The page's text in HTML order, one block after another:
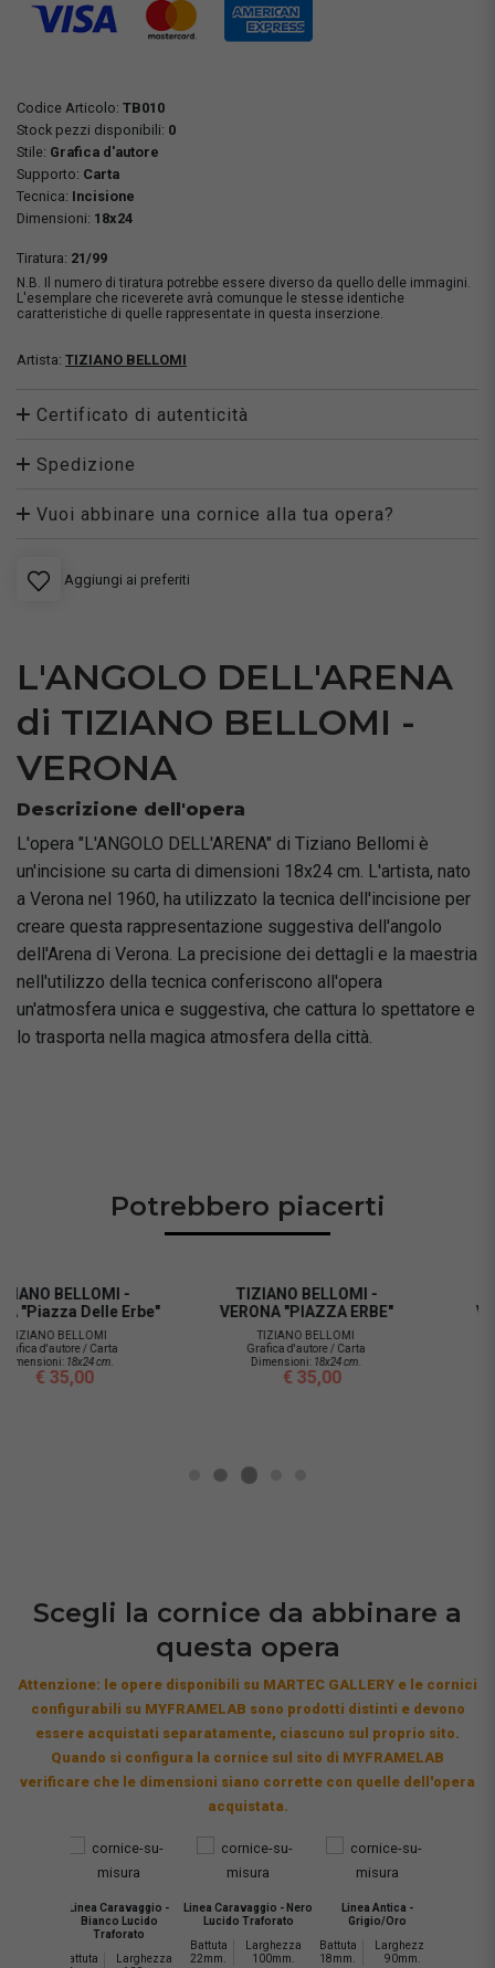
Codice Articolo: TB010
Stock pezzi disponibili: 0
Stile: Grafica d'autore
Supporto: Carta
Tecnica: Incisione
Dimensioni: 18x24
Tiratura: 21/99
N.B. Il numero di tiratura potrebbe essere diverso da quello delle immagini.
L'esemplare che riceverete avrà comunque le stesse identiche
caratteristiche di quelle rappresentate in questa inserzione.
Artista: TIZIANO BELLOMI
Certificato di autenticità
Spedizione
Vuoi abbinare una cornice alla tua opera?
Aggiungi ai preferiti
L'ANGOLO DELL'ARENA
di TIZIANO BELLOMI -
VERONA
Descrizione dell'opera
L'opera "L'ANGOLO DELL'ARENA" di Tiziano Bellomi è
un'incisione su carta di dimensioni 18x24 cm. L'artista, nato
a Verona nel 1960, ha utilizzato la tecnica dell'incisione per
creare questa rappresentazione suggestiva dell'angolo
dell'Arena di Verona. La precisione dei dettagli e la maestria
nell'utilizzo della tecnica conferiscono all'opera
un'atmosfera unica e suggestiva, che cattura lo spettatore e
lo trasporta nella magica atmosfera della città.
Potrebbero piacerti
TIZIANO BELLOMI -
VERONA "PIAZZA ERBE"
TIZIANO BELLOMI
Grafica d'autore / Carta
Dimensioni:
TIZIANO BELLOMI -
VERONA "IL LISTON E
L'ARENA"
TIZIANO BELLOMI
Grafica d'autore / Carta
Dimensioni:
Scegli la cornice da abbinare a
questa opera
Attenzione: le opere disponibili su MARTEC GALLERY e le cornici
configurabili su MYFRAMELAB sono prodotti distinti e devono
essere acquistati separatamente, ciascuno sul proprio sito.
Quando si configura la cornice sul sito di MYFRAMELAB
verificare che le dimensioni siano corrette con quelle dell'opera
acquistata.